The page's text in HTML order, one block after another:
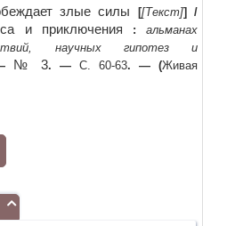
злые силы [[Текст]]
/
и приключения :
альманах
научных гипотез и
№ 3. —С. 60-63. — (Живая